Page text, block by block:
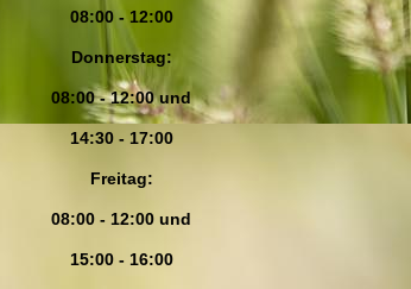
08:00 - 12:00
Donnerstag:
08:00 - 12:00 und
14:30 - 17:00
Freitag:
08:00 - 12:00 und
15:00 - 16:00